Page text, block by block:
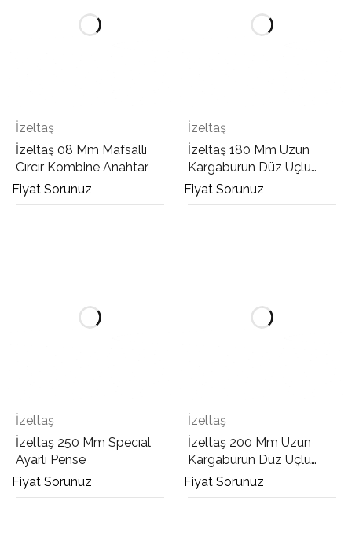
İzeltaş
İzeltaş 08 Mm Mafsallı
Cırcır Kombine Anahtar
Fiyat Sorunuz
İzeltaş
İzeltaş 180 Mm Uzun
Kargaburun Düz Uçlu
Kraft
Fiyat Sorunuz
İzeltaş
İzeltaş 250 Mm Specıal
Ayarlı Pense
Fiyat Sorunuz
İzeltaş
İzeltaş 200 Mm Uzun
Kargaburun Düz Uçlu
Opak
Fiyat Sorunuz